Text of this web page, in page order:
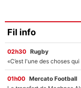
Fil info
02h30 Rugby
01h00 Mercato Football